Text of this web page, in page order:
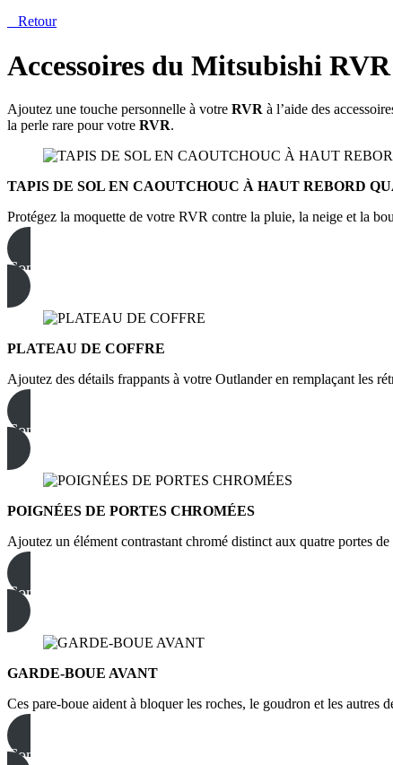
Retour
Accessoires du Mitsubishi RVR
Ajoutez une touche personnelle à votre RVR à l’aide des
la perle rare pour votre RVR.
TAPIS DE SOL EN CAOUTCHOUC À HAUT REBORD
Protégez la moquette de votre RVR contre la pluie, la neige et la
Commandez dès maintenant
PLATEAU DE COFFRE
Ajoutez des détails frappants à votre Outlander en remplaçant les
Commandez dès maintenant
POIGNÉES DE PORTES CHROMÉES
Ajoutez un élément contrastant chromé distinct aux quatre portes
Commandez dès maintenant
GARDE-BOUE AVANT
Ces pare-boue aident à bloquer les roches, le goudron et les autres
Commandez dès maintenant